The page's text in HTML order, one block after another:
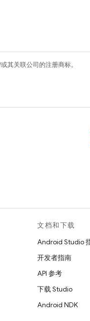
其关联公司的注册商标。
文档和下载
Android Studio
开发者指南
API 参考
下载 Studio
Android NDK